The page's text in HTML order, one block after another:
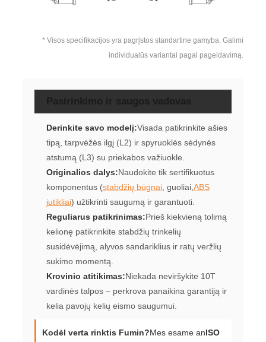
* Visos specifikacijos yra pagrįstos standartine gamyba. Galimi
individualūs variantai pagal pageidavimą.
Derinkite savo modelį:Visada patikrinkite ašies
tipą, tarpvėžės ilgį (L2) ir spyruoklės sėdynės
atstumą (L3) su priekabos važiuokle.
Originalios dalys:Naudokite tik sertifikuotus
komponentus (stabdžių būgnai, guoliai,ABS
jutikliai) užtikrinti saugumą ir garantuoti.
Reguliarus patikrinimas:Prieš kiekvieną tolimą
kelionę patikrinkite stabdžių trinkelių
susidėvėjimą, alyvos sandariklius ir ratų veržlių
sukimo momentą.
Krovinio atitikimas:Niekada neviršykite 10T
vardinės talpos – perkrova panaikina garantiją ir
kelia pavojų kelių eismo saugumui.
Kodėl verta rinktis Fumin?Mes esame anISO